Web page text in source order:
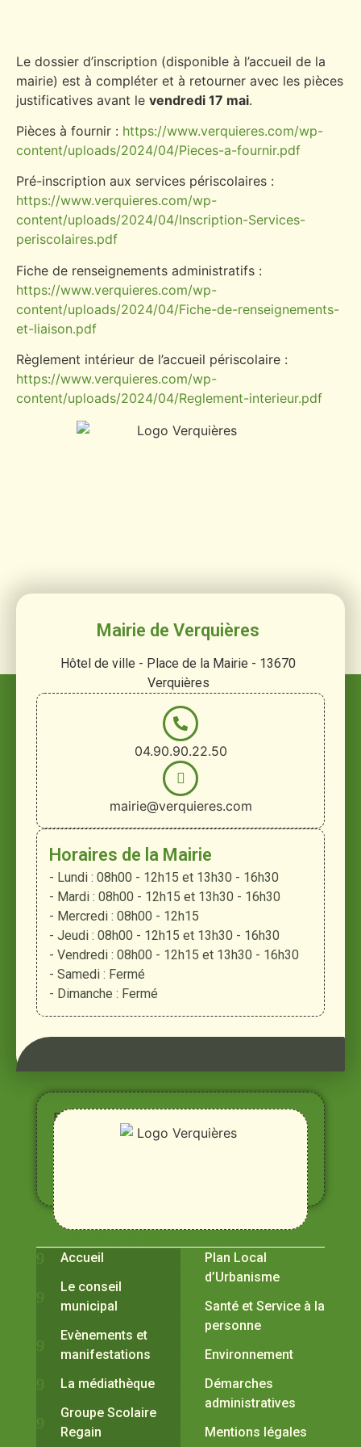
Le dossier d’inscription (disponible à l’accueil de la
mairie) est à compléter et à retourner avec les pièces
justificatives avant le vendredi 17 mai.
Pièces à fournir : https://www.verquieres.com/wp-
content/uploads/2024/04/Pieces-a-fournir.pdf
Pré-inscription aux services périscolaires :
https://www.verquieres.com/wp-
content/uploads/2024/04/Inscription-Services-
periscolaires.pdf
Fiche de renseignements administratifs :
https://www.verquieres.com/wp-
content/uploads/2024/04/Fiche-de-renseignements-
et-liaison.pdf
Règlement intérieur de l’accueil périscolaire :
https://www.verquieres.com/wp-
content/uploads/2024/04/Reglement-interieur.pdf
Mairie de Verquières
Hôtel de ville - Place de la Mairie - 13670
Verquières
04.90.90.22.50
mairie@verquieres.com
Horaires de la Mairie
- Lundi : 08h00 - 12h15 et 13h30 - 16h30
- Mardi : 08h00 - 12h15 et 13h30 - 16h30
- Mercredi : 08h00 - 12h15
- Jeudi : 08h00 - 12h15 et 13h30 - 16h30
- Vendredi : 08h00 - 12h15 et 13h30 - 16h30
- Samedi : Fermé
- Dimanche : Fermé
Entre
Rhône,
Alpilles
et
Durance
Accueil
Le conseil
municipal
Evènements et
manifestations
La médiathèque
Groupe Scolaire
Regain
Plan Local
d’Urbanisme
Santé et Service à la
personne
Environnement
Démarches
administratives
Mentions légales